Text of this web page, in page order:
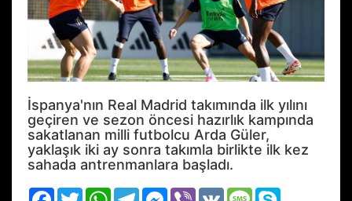
İspanya'nın Real Madrid takımında ilk yılını
geçiren ve sezon öncesi hazırlık kampında
sakatlanan milli futbolcu Arda Güler,
yaklaşık iki ay sonra takımla birlikte ilk kez
sahada antrenmanlara başladı.
Facebook
TwitterWhatsAppTelegramMessenger
Viber VK Message